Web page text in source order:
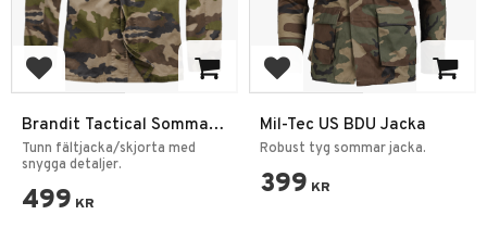
Lägg till i favoriter
Brandit Tactical Sommar
Jacka Woodland
Tunn fältjacka/skjorta med
snygga detaljer.
499 KR
Lägg till i favoriter
Mil-Tec US BDU Jacka
Robust tyg sommar jacka.
399 KR